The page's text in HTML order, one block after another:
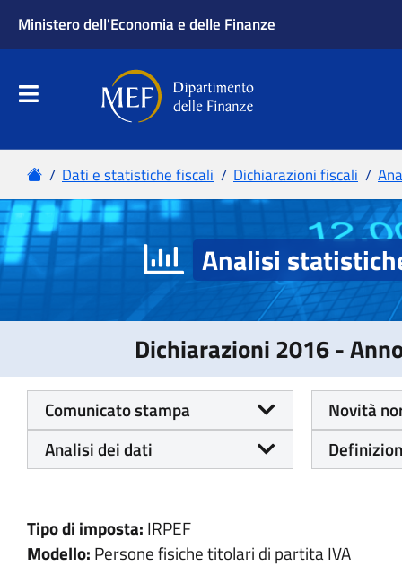
Analisi
Dichiarazioni 2016 -
Comunicato stampa
Novità
Analisi dei dati
Tipo di imposta: IRPEF
Modello: Persone fisiche titolari di partita IVA